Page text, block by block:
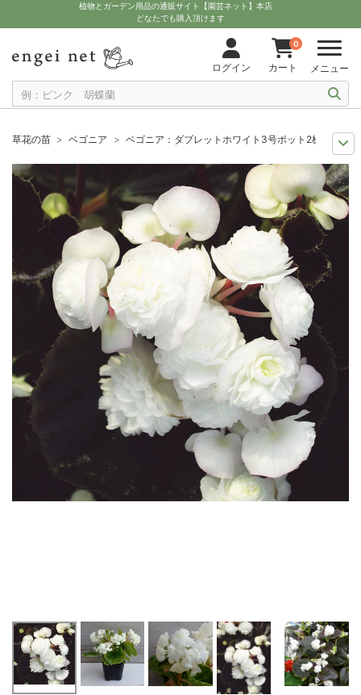
植物とガーデン用品の通販サイト【園芸ネット】本店
どなたでも購入頂けます
ログイン
0
カート メニュー
草花の苗 ベゴニア
ベゴニア：ダブレットホワイト3号ポット2株セット
人気のシリーズ
苗 PW
ベゴニア：ダブレットホワイト3号ポット2株セ
おすすめ植物
ベゴニア ベゴニア：ダブレットホワイト3号ポット2株セ